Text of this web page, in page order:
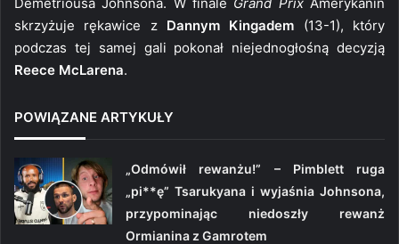
skrzyżuje rękawice z Dannym Kingadem (13-1), który
podczas tej samej gali pokonał niejednogłośną decyzją
Reece McLarena.
POWIĄZANE ARTYKUŁY
„Odmówił rewanżu!” – Pimblett ruga
„pi**ę” Tsarukyana i wyjaśnia Johnsona,
przypominając niedoszły rewanż
Ormianina z Gamrotem